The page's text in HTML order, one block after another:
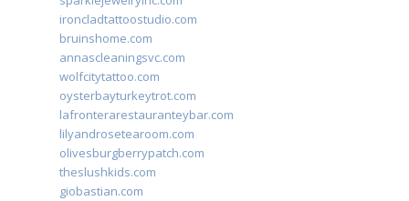
ironcladtattoostudio.com
bruinshome.com
annascleaningsvc.com
wolfcitytattoo.com
oysterbayturkeytrot.com
lafronterarestauranteybar.com
lilyandrosetearoom.com
olivesburgberrypatch.com
theslushkids.com
giobastian.com